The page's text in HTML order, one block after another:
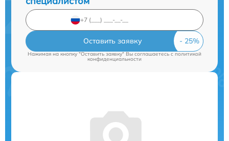
Оставить заявку
Нажимая на кнопку "Оставить заявку" Вы соглашаетесь cполитикой
конфиденциальности